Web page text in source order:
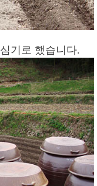
기로 했습니다.